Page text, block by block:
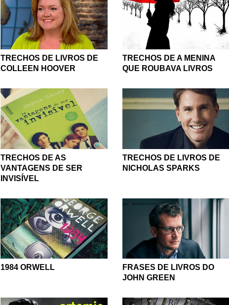
TRECHOS DE LIVROS DE
COLLEEN HOOVER
TRECHOS DE A MENINA
QUE ROUBAVA LIVROS
TRECHOS DE AS
VANTAGENS DE SER
INVISÍVEL
TRECHOS DE LIVROS DE
NICHOLAS SPARKS
1984 ORWELL
FRASES DE LIVROS DO
JOHN GREEN